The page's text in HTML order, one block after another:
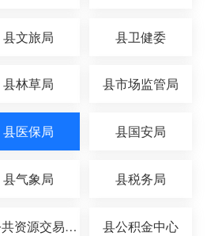
县文旅局 县卫健委
县林草局 县市场监管局
县医保局 县国安局
县气象局 县税务局
县公共资源交易中心 县公积金中心